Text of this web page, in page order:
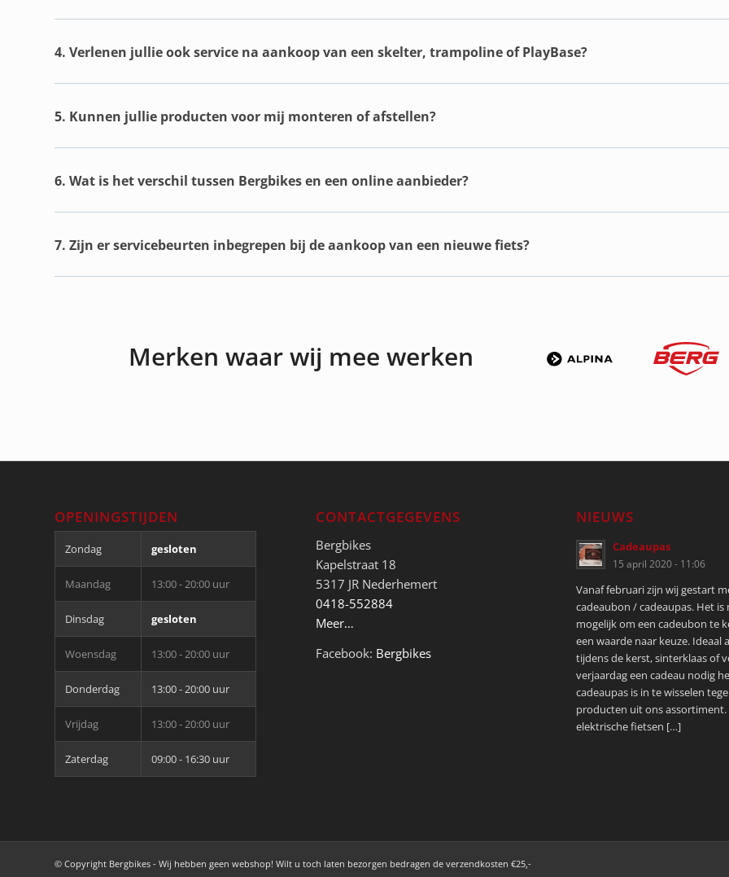
4. Verlenen jullie ook service na aankoop van een skelter, trampoline of PlayBase?
5. Kunnen jullie producten voor mij monteren of afstellen?
6. Wat is het verschil tussen Bergbikes en een online aanbieder?
7. Zijn er servicebeurten inbegrepen bij de aankoop van een nieuwe fiets?
Merken waar wij mee werken
OPENINGSTIJDEN
Zondag gesloten
Maandag 13:00 - 20:00 uur
Dinsdag gesloten
Woensdag 13:00 - 20:00 uur
Donderdag 13:00 - 20:00 uur
Vrijdag 13:00 - 20:00 uur
Zaterdag 09:00 - 16:30 uur
CONTACTGEGEVENS
Bergbikes
Kapelstraat 18
5317 JR Nederhemert
0418-552884
Meer…
Facebook: Bergbikes
NIEUWS
Cadeaupas
15 april 2020 - 11:06
Vanaf februari zijn wij gestart
cadeaubon / cadeaupas. Het is
mogelijk om een cadeubon te
een waarde naar keuze. Ideaal
tijdens de kerst, sinterklaas of
verjaardag een cadeau nodig
cadeaupas is in te wisselen
producten uit ons assortiment.
elektrische fietsen […]
© Copyright Bergbikes - Wij hebben geen webshop! Wilt u toch laten bezorgen bedragen de verzendkosten €25,-